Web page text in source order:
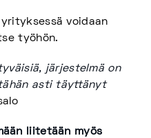
voidaan
työhön.
järjestelmä on
asti täyttänyt
liitetään myös